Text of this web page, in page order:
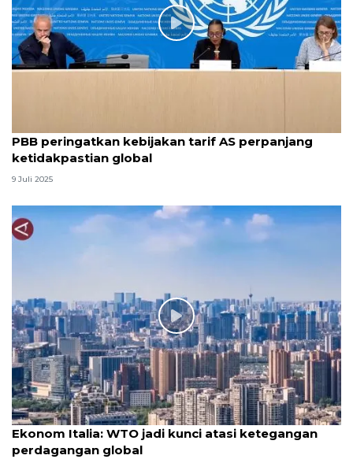
PBB peringatkan kebijakan tarif AS perpanjang
ketidakpastian global
9 Juli 2025
Ekonom Italia: WTO jadi kunci atasi ketegangan
perdagangan global